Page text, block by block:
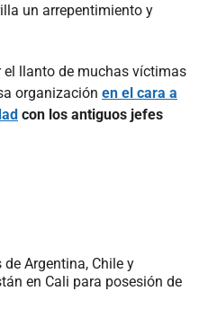
un arrepentimiento y
el llanto de muchas víctimas
organización en el cara a
con los antiguos jefes
de Argentina, Chile y
en Cali para posesión de